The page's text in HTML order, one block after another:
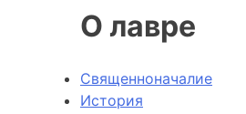
О лавре
Священноначалие
История